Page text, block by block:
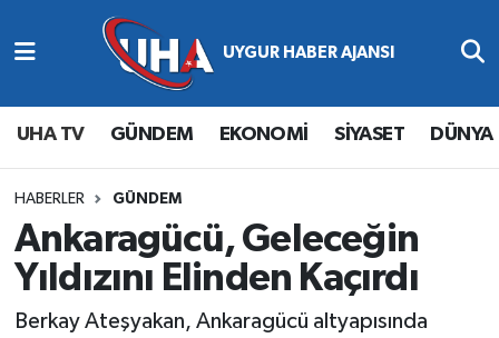
UHA TV GÜNDEM EKONOMİ SİYASET DÜNYA
HABERLER GÜNDEM
Ankaragücü, Geleceğin
Yıldızını Elinden Kaçırdı
Berkay Ateşyakan, Ankaragücü altyapısında
Abone Ol
Gündem
Ekonomi
Magazin
Siyaset
Nöbetçi Eczaneler
Hava Durumu
Namaz Vakitleri
Trafik Durumu
Süper Lig Puan Durumu ve Fikstür